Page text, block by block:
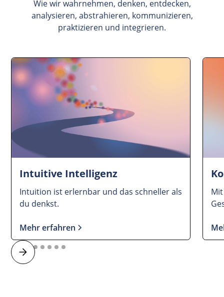
Wie wir wahrnehmen, denken, entdecken,
analysieren, abstrahieren, kommunizieren,
praktizieren und integrieren.
Intuitive Intelligenz
Intuition ist erlernbar und das schneller als
du denkst.
Mehr erfahren